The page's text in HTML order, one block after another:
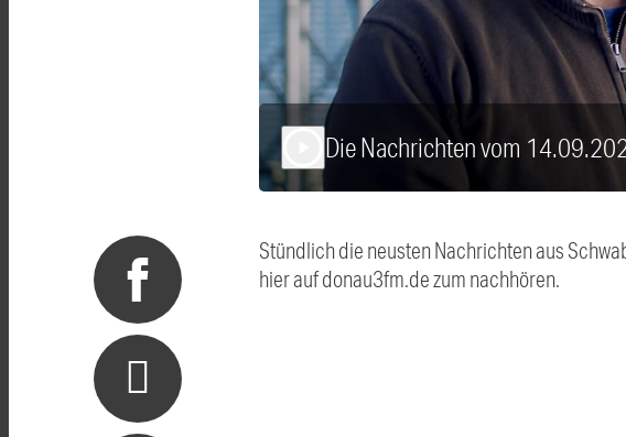
Die Nachrichten vom
Stündlich die neusten Nachrichten aus
hier auf donau3fm.de zum nachhören.